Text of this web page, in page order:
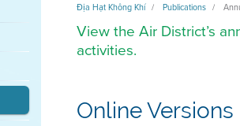
Địa Hạt Không Khí Publications
View the Air District’s
activities.
Online Versions